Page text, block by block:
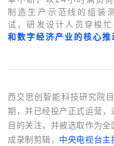
制造生产示范线的组装
试，研发设计人员穿梭
和数字经济产业的核心推
西交思创智能科技研究院
期，并已经投产正式运营
目的关注，并被选取作为
成录制剪辑， 中央电视台